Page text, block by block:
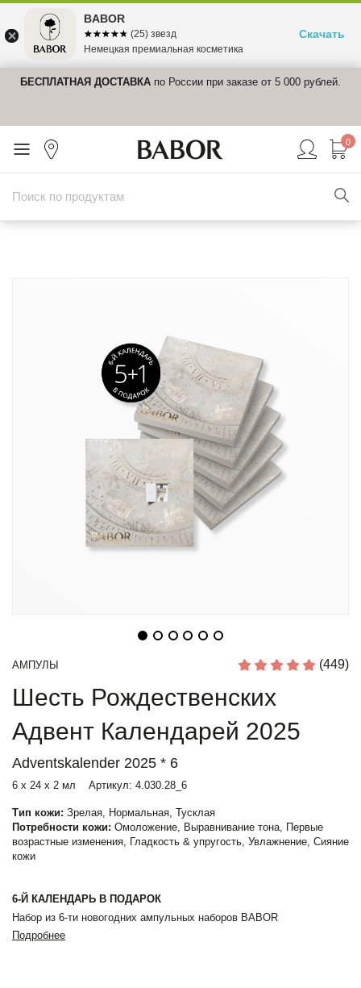
БЕСПЛАТНАЯ ДОСТАВКА по России при заказе от 5 000 рублей.
0
АМПУЛЫ (449)
Шесть Рождественских
Адвент Календарей 2025
Adventskalender 2025 * 6
6 х 24 х 2 мл Артикул: 4.030.28_6
Тип кожи: Зрелая, Нормальная, Тусклая
Потребности кожи: Омоложение, Выравнивание тона, Первые
возрастные изменения, Гладкость & упругость, Увлажнение, Сияние
кожи
6-Й КАЛЕНДАРЬ В ПОДАРОК
Набор из 6-ти новогодних ампульных наборов BABOR
Подробнее
BABOR
☆☆☆☆☆
★★★★★ (25) звезд
Немецкая премиальная косметика
Скачать